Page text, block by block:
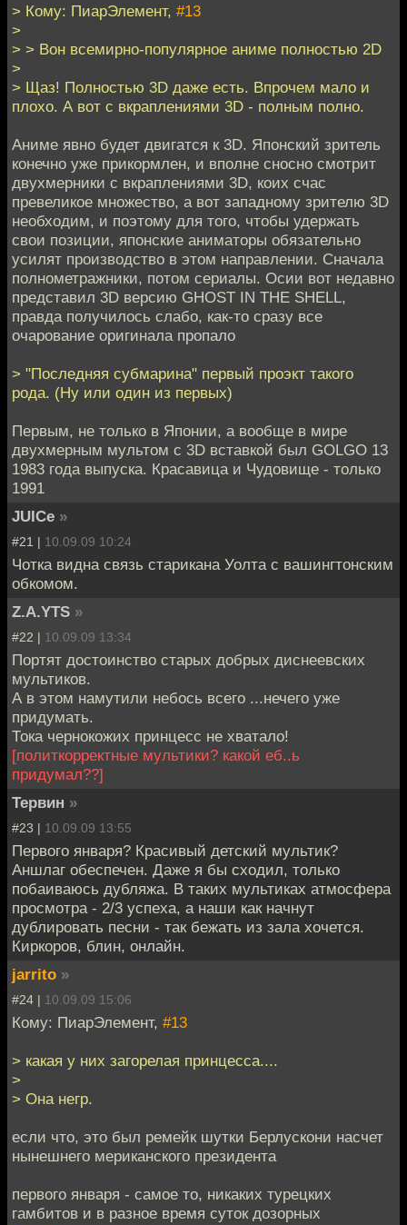
> Кому: ПиарЭлемент, #13
>
> > Вон всемирно-популярное аниме полностью 2D
>
> Щаз! Полностью 3D даже есть. Впрочем мало и
плохо. А вот с вкраплениями 3D - полным полно.
Аниме явно будет двигатся к 3D. Японский зритель
конечно уже прикормлен, и вполне сносно смотрит
двухмерники с вкраплениями 3D, коих счас
превеликое множество, а вот западному зрителю 3D
необходим, и поэтому для того, чтобы удержать
свои позиции, японские аниматоры обязательно
усилят производство в этом направлении. Сначала
полнометражники, потом сериалы. Осии вот недавно
представил 3D версию GHOST IN THE SHELL,
правда получилось слабо, как-то сразу все
очарование оригинала пропало
> "Последняя субмарина" первый проэкт такого
рода. (Ну или один из первых)
Первым, не только в Японии, а вообще в мире
двухмерным мультом с 3D вставкой был GOLGO 13
1983 года выпуска. Красавица и Чудовище - только
1991
JUICe »
#21 | 10.09.09 10:24
Чотка видна связь старикана Уолта с вашингтонским
обкомом.
Z.A.YTS »
#22 | 10.09.09 13:34
Портят достоинство старых добрых диснеевских
мультиков.
А в этом намутили небось всего ...нечего уже
придумать.
Тока чернокожих принцесс не хватало!
[политкорректные мультики? какой еб..ь
придумал??]
Тервин »
#23 | 10.09.09 13:55
Первого января? Красивый детский мультик?
Аншлаг обеспечен. Даже я бы сходил, только
побаиваюсь дубляжа. В таких мультиках атмосфера
просмотра - 2/3 успеха, а наши как начнут
дублировать песни - так бежать из зала хочется.
Киркоров, блин, онлайн.
jarrito »
#24 | 10.09.09 15:06
Кому: ПиарЭлемент, #13
> какая у них загорелая принцесса....
>
> Она негр.
если что, это был ремейк шутки Берлускони насчет
нынешнего мериканского президента
первого января - самое то, никаких турецких
гамбитов и в разное время суток дозорных